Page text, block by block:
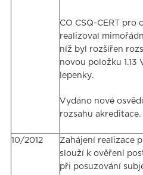
CO CSQ-CERT
realizoval
níž byl rozšířen
novou položku 1.13
lepenky.
Vydáno nové
rozsahu akreditace.
10/2012
Zahájení realizace
slouží k ověření
při posuzování